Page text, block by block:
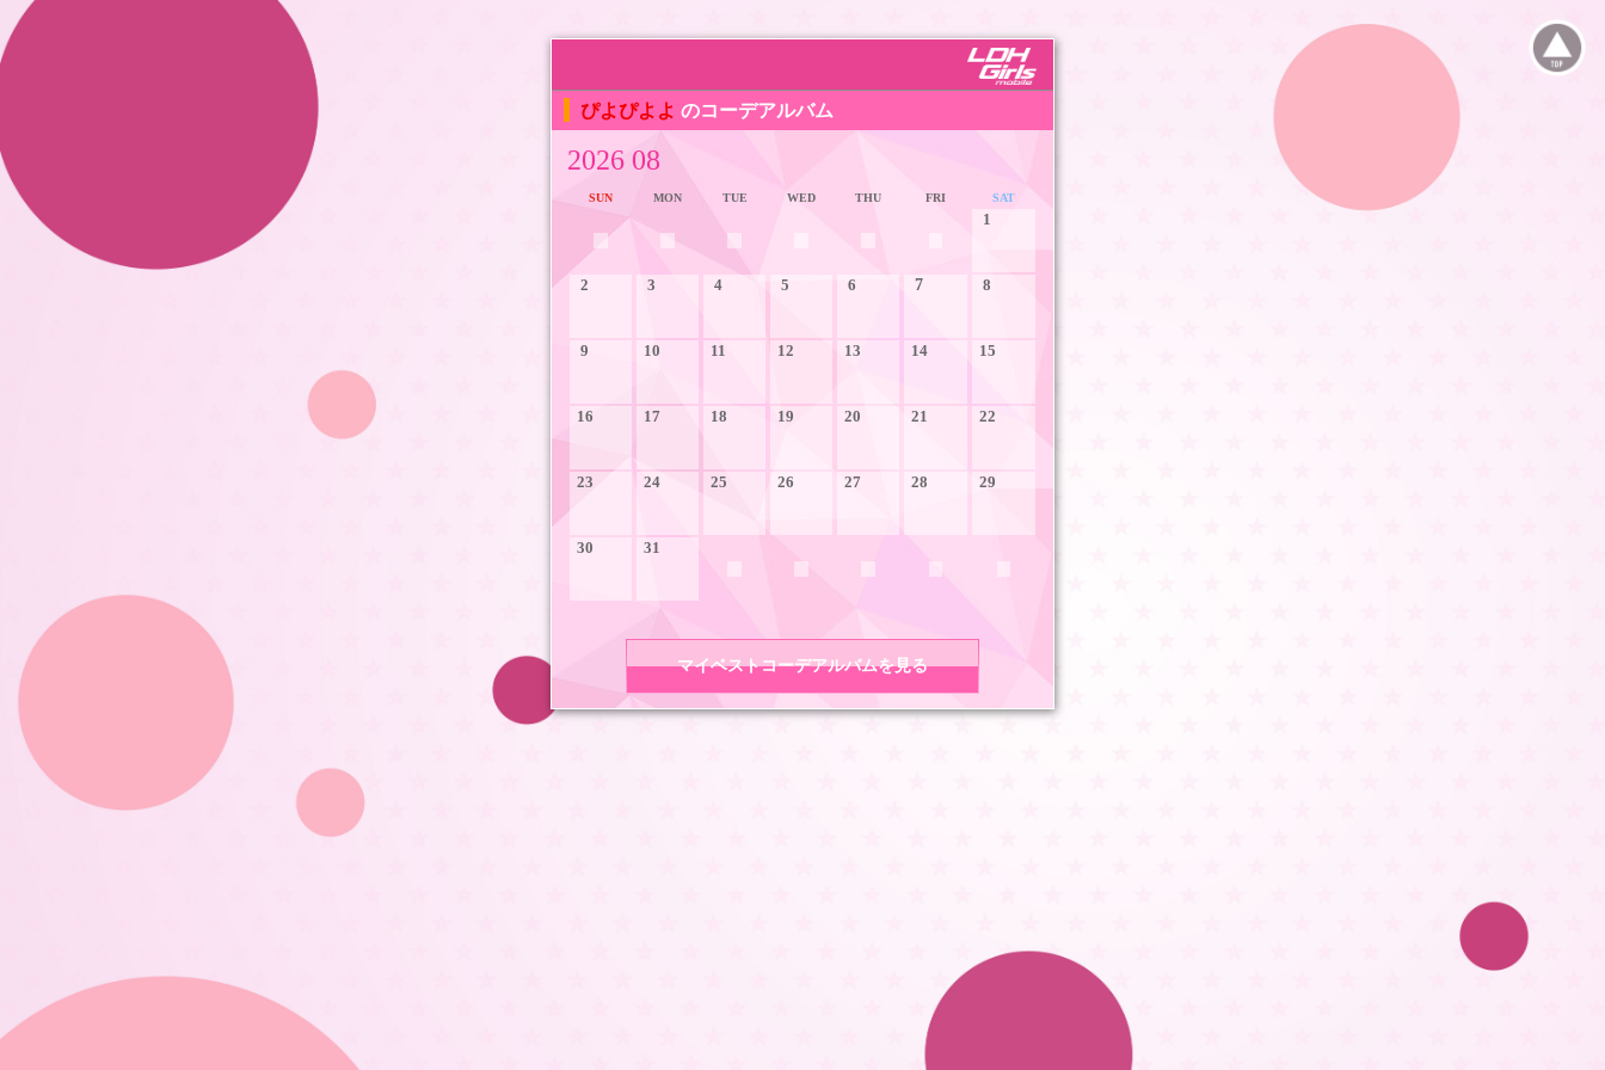
ぴよぴよよ のコーデアルバム
2026 08
SUN MON TUE WED THU FRI SAT
1
2 3 4 5 6 7 8
9 10 11 12 13 14 15
16 17 18 19 20 21 22
23 24 25 26 27 28 29
30 31
マイベストコーデアルバムを見る
JASRAC許諾番号 9008675017Y55011 9008675014Y41011